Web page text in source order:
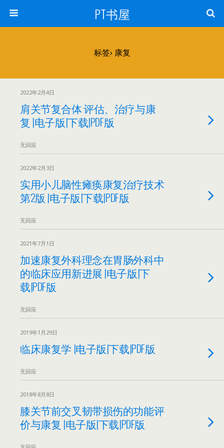
PT书屋
标签› 康复
2022年2月4日
肩关节复合体 评估、治疗与康
复 |电子版|下载|PDF版
无回应
2022年2月3日
实用小儿脑性瘫痪康复治疗技术
第2版 |电子版|下载|PDF版
无回应
2021年7月1日
加速康复外科理念在胃肠外科中
的临床应用新进展 |电子版|下
载|PDF版
无回应
2019年1月29日
临床康复学 |电子版|下载|PDF版
无回应
2018年8月8日
膝关节前交叉韧带损伤的功能评
价与康复 |电子版|下载|PDF版